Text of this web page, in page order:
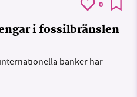
0
i fossilbränslen
banker har